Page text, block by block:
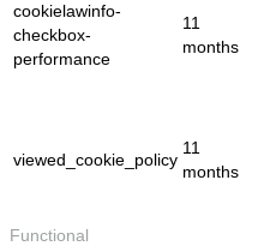
cookielawinfo-
checkbox-
performance
11
months
viewed_cookie_policy
11
months
Functional